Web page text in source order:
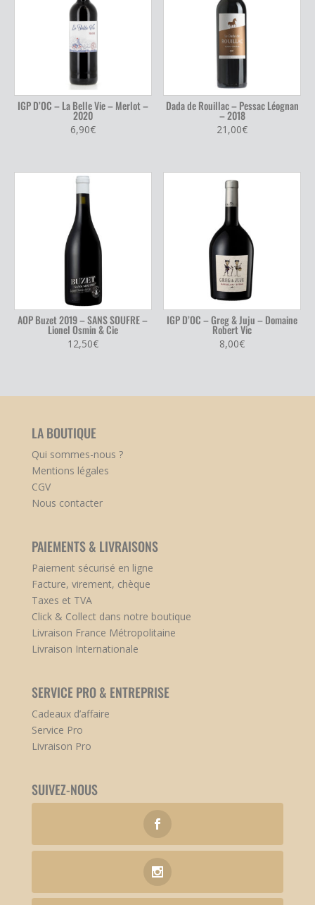
IGP D’OC – La Belle Vie – Merlot –
2020
6,90€
Dada de Rouillac – Pessac Léognan
– 2018
21,00€
AOP Buzet 2019 – SANS SOUFRE –
Lionel Osmin & Cie
12,50€
IGP D’OC – Greg & Juju – Domaine
Robert Vic
8,00€
LA BOUTIQUE
Qui sommes-nous ?
Mentions légales
CGV
Nous contacter
PAIEMENTS & LIVRAISONS
Paiement sécurisé en ligne
Facture, virement, chèque
Taxes et TVA
Click & Collect dans notre boutique
Livraison France Métropolitaine
Livraison Internationale
SERVICE PRO & ENTREPRISE
Cadeaux d’affaire
Service Pro
Livraison Pro
SUIVEZ-NOUS